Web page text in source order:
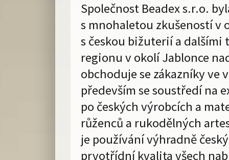
Společnost Beadex s.r.o.
s mnohaletou zkušeností v
s českou bižuterií a
regionu v okolí Jablonce
obchoduje se zákazníky ve
především se soustředí na
po českých výrobcích a
růženců a rukodělných
je používání výhradně
prvotřídní kvalita všech